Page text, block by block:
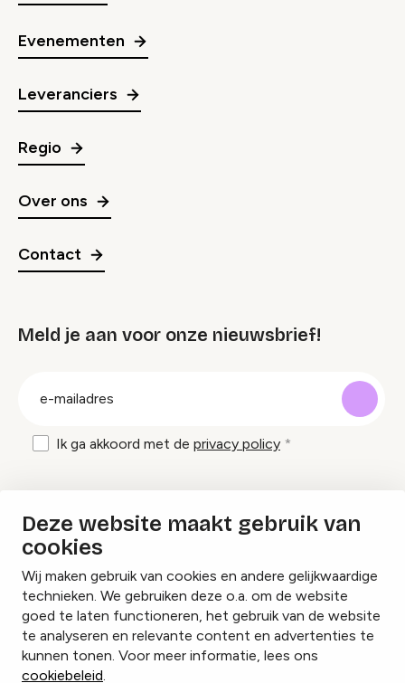
Deze website maakt gebruik van
cookies
Wij maken gebruik van cookies en andere gelijkwaardige
technieken. We gebruiken deze o.a. om de website
goed te laten functioneren, het gebruik van de website
te analyseren en relevante content en advertenties te
kunnen tonen. Voor meer informatie, lees ons
cookiebeleid.
Evenementen
Leveranciers
Regio
Over ons
Contact
Meld je aan voor onze nieuwsbrief!
Ik ga akkoord met de privacy policy
Inspiratie en tips om evenementen te
organiseren?
Lees onze inspiratieblogs